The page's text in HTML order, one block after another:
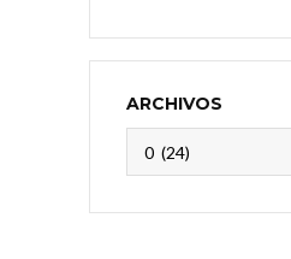
ARCHIVOS